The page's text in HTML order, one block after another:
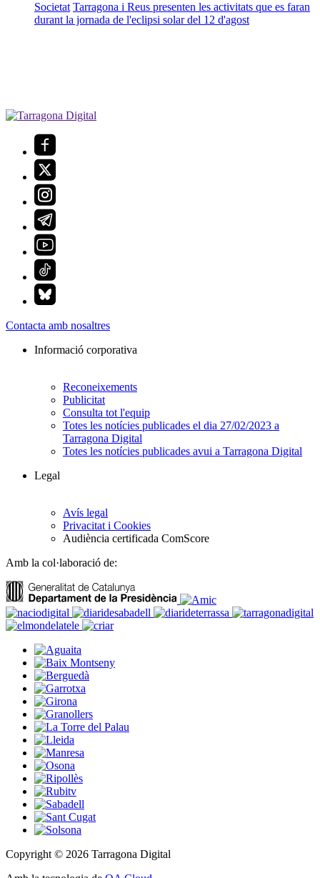
Societat Tarragona i Reus presenten les activitats que es faran
durant la jornada de l'eclipsi solar del 12 d'agost
Contacta amb nosaltres
Informació corporativa
Reconeixements
Publicitat
Consulta tot l'equip
Totes les notícies publicades el dia 27/02/2023 a
Tarragona Digital
Totes les notícies publicades avui a Tarragona Digital
Legal
Avís legal
Privacitat i Cookies
Audiència certificada ComScore
Amb la col·laboració de:
Copyright © 2026 Tarragona Digital